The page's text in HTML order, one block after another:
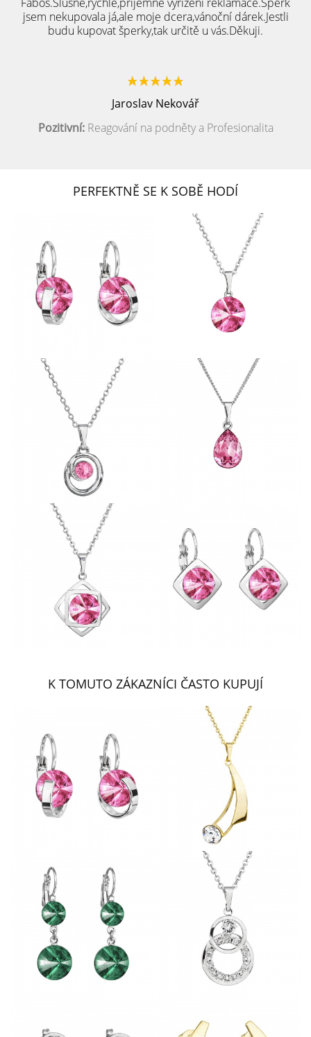
jsem nekupovala já,ale moje dcera,vánoční dárek.Jestli
budu kupovat šperky,tak určitě u vás.Děkuji.
Jaroslav Nekovář
Pozitivní:Reagování na podněty a Profesionalita
PERFEKTNĚ SE K SOBĚ HODÍ
K TOMUTO ZÁKAZNÍCI ČASTO KUPUJÍ